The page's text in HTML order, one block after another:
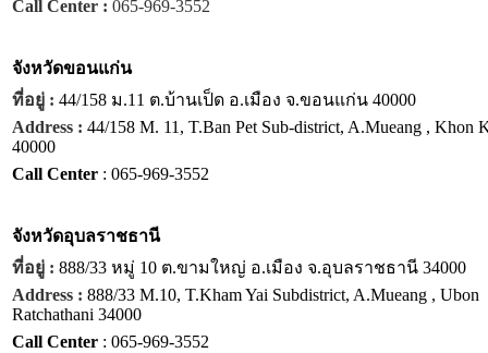
Call Center : 065-969-3552
จังหวัดขอนแก่น
ที่อยู่ : 44/158 ม.11 ต.บ้านเป็ด อ.เมือง จ.ขอนแก่น 40000
Address : 44/158 M. 11, T.Ban Pet Sub-district, A.Mueang , Khon
40000
Call Center : 065-969-3552
จังหวัดอุบลราชธานี
ที่อยู่ : 888/33 หมู่ 10 ต.ขามใหญ่ อ.เมือง จ.อุบลราชธานี 34000
Address : 888/33 M.10, T.Kham Yai Subdistrict, A.Mueang , Ubon
Ratchathani 34000
Call Center : 065-969-3552